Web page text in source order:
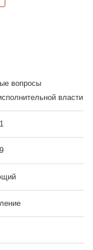
вопросы
власти